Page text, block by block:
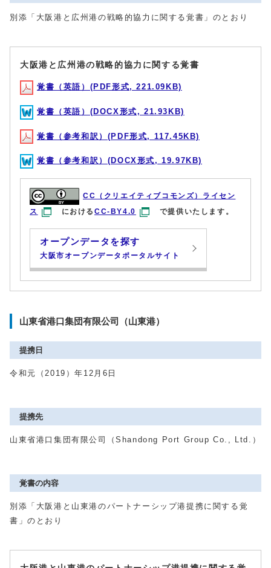
別添「大阪港と広州港の戦略的協力に関する覚書」のとおり
大阪港と広州港の戦略的協力に関する覚書
覚書（英語）(PDF形式, 221.09KB)
覚書（英語）(DOCX形式, 21.93KB)
覚書（参考和訳）(PDF形式, 117.45KB)
覚書（参考和訳）(DOCX形式, 19.97KB)
CC（クリエイティブコモンズ）ライセン
ス
におけるCC-BY4.0 で提供いたします。
オープンデータを探す
大阪市オープンデータポータルサイト
山東省港口集団有限公司（山東港）
提携日
令和元（2019）年12月6日
提携先
山東省港口集団有限公司（Shandong Port Group Co., Ltd.）
覚書の内容
別添「大阪港と山東港のパートナーシップ港提携に関する覚
書」のとおり